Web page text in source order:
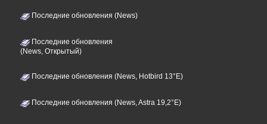
Последние обновления (News)
Последние обновления
(News, Открытый)
Последние обновления (News, Hotbird 13°E)
Последние обновления (News, Astra 19,2°E)